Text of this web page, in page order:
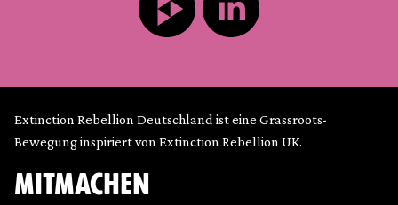
Extinction Rebellion Deutschland ist eine Grassroots-
Bewegung inspiriert von Extinction Rebellion UK.
MITMACHEN